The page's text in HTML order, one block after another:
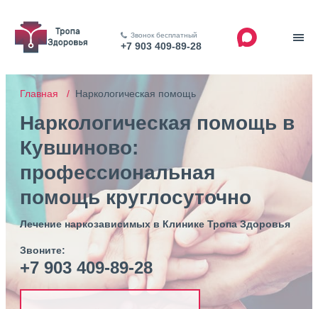
Звонок бесплатный
+7 903 409-89-28
Главная / Наркологическая помощь
Наркологическая помощь в
Кувшиново:
профессиональная
помощь круглосуточно
Лечение наркозависимых в Клинике Тропа Здоровья
Звоните:
+7 903 409-89-28